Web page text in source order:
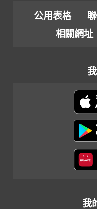
公用表格
相關網址
我